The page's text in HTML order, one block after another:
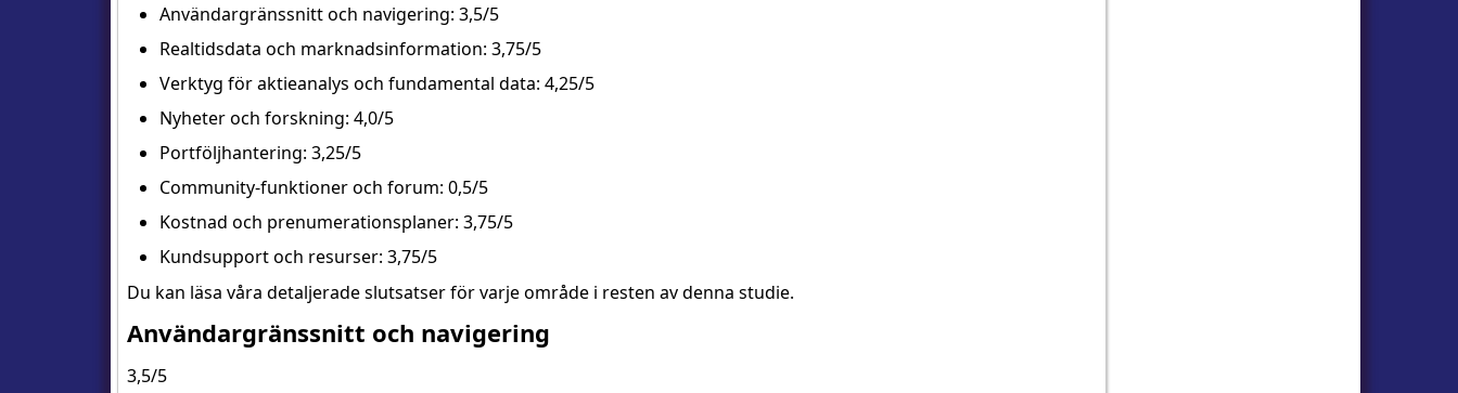
Användargränssnitt och navigering: 3,5/5
Realtidsdata och marknadsinformation: 3,75/5
Verktyg för aktieanalys och fundamental data: 4,25/5
Nyheter och forskning: 4,0/5
Portföljhantering: 3,25/5
Community-funktioner och forum: 0,5/5
Kostnad och prenumerationsplaner: 3,75/5
Kundsupport och resurser: 3,75/5
Du kan läsa våra detaljerade slutsatser för varje område i resten av denna studie.
Användargränssnitt och navigering
3,5/5